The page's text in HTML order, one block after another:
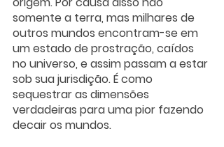
somente a terra, mas milhares de
outros mundos encontram-se em
um estado de prostração, caídos
no universo, e assim passam a estar
sob sua jurisdição. É como
sequestrar as dimensões
verdadeiras para uma pior fazendo
decair os mundos.